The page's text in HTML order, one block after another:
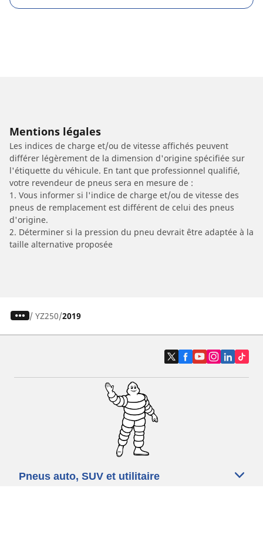
Mentions légales
Les indices de charge et/ou de vitesse affichés peuvent
différer légèrement de la dimension d'origine spécifiée sur
l'étiquette du véhicule. En tant que professionnel qualifié,
votre revendeur de pneus sera en mesure de :
1. Vous informer si l'indice de charge et/ou de vitesse des
pneus de remplacement est différent de celui des pneus
d'origine.
2. Déterminer si la pression du pneu devrait être adaptée à la
taille alternative proposée
/ YZ250 2019
Pneus auto, SUV et utilitaire